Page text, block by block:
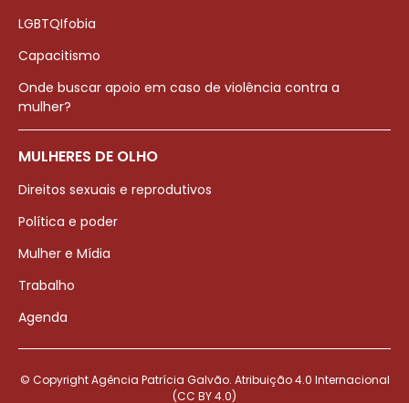
LGBTQIfobia
Capacitismo
Onde buscar apoio em caso de violência contra a
mulher?
MULHERES DE OLHO
Direitos sexuais e reprodutivos
Política e poder
Mulher e Mídia
Trabalho
Agenda
© Copyright Agência Patrícia Galvão. Atribuição 4.0 Internacional
(CC BY 4.0)